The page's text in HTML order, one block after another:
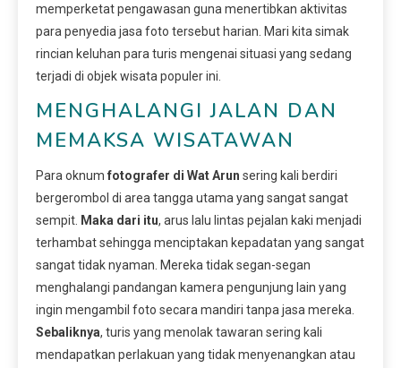
memperketat pengawasan guna menertibkan aktivitas
para penyedia jasa foto tersebut harian. Mari kita simak
rincian keluhan para turis mengenai situasi yang sedang
terjadi di objek wisata populer ini.
MENGHALANGI JALAN DAN
MEMAKSA WISATAWAN
Para oknum fotografer di Wat Arun sering kali berdiri
bergerombol di area tangga utama yang sangat sangat
sempit. Maka dari itu, arus lalu lintas pejalan kaki menjadi
terhambat sehingga menciptakan kepadatan yang sangat
sangat tidak nyaman. Mereka tidak segan-segan
menghalangi pandangan kamera pengunjung lain yang
ingin mengambil foto secara mandiri tanpa jasa mereka.
Sebaliknya, turis yang menolak tawaran sering kali
mendapatkan perlakuan yang tidak menyenangkan atau